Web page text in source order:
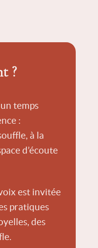
?
temps
:
à la
d’écoute
est invitée
pratiques
des